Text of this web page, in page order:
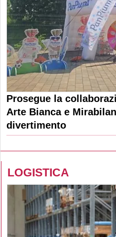
Prosegue la
Arte Bianca e
divertimento
LOGISTICA